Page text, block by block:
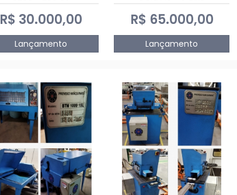
R$ 30.000,00
Lançamento
R$ 65.000,00
Lançamento